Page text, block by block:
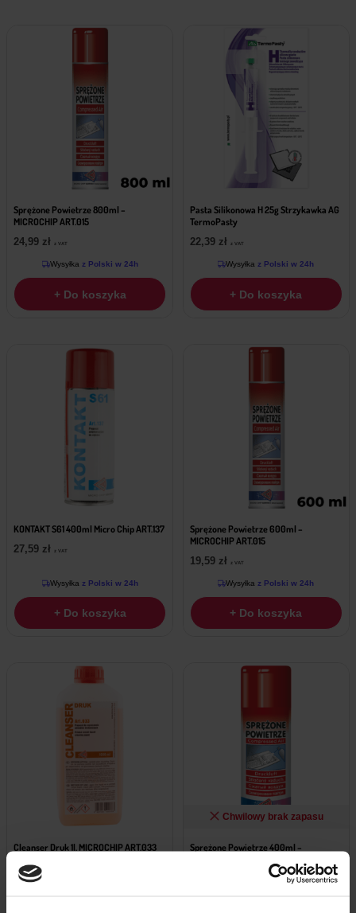
Sprężone Powietrze 800ml –
MICROCHIP ART.015
24,99 zł z VAT
Wysyłka z Polski w 24h
+ Do koszyka
Pasta Silikonowa H 25g Strzykawka AG
TermoPasty
22,39 zł z VAT
Wysyłka z Polski w 24h
+ Do koszyka
KONTAKT S61 400ml Micro Chip ART.137
27,59 zł z VAT
Wysyłka z Polski w 24h
+ Do koszyka
Sprężone Powietrze 600ml –
MICROCHIP ART.015
19,59 zł z VAT
Wysyłka z Polski w 24h
+ Do koszyka
Cleanser Druk 1l. MICROCHIP ART.033
29,89
Chwilowy brak zapasu
Sprężone Powietrze 400ml –